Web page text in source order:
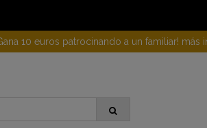
10 euros patrocinando a un familiar! más